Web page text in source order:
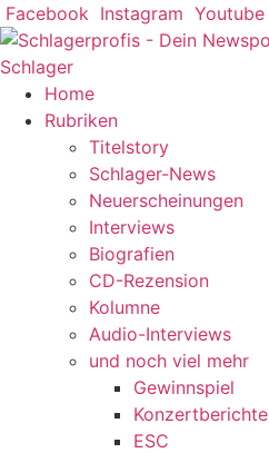
Zum
Inhalt
springen
Facebook Instagram Youtube
Home
Rubriken
Titelstory
Schlager-News
Neuerscheinungen
Interviews
Biografien
CD-Rezension
Kolumne
Audio-Interviews
und noch viel mehr
Gewinnspiel
Konzertberichte
ESC